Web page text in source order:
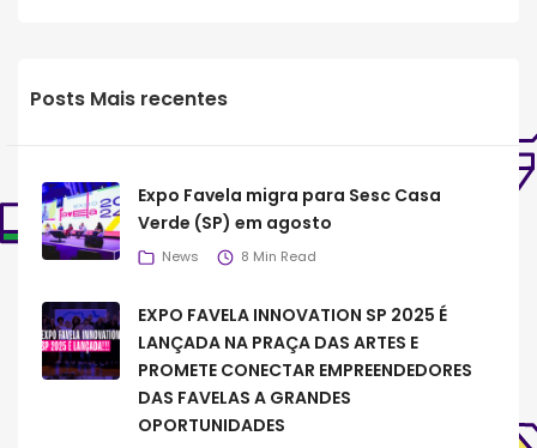
Posts Mais recentes
Expo Favela migra para Sesc Casa
Verde (SP) em agosto
News 8 Min Read
EXPO FAVELA INNOVATION SP 2025 É
LANÇADA NA PRAÇA DAS ARTES E
PROMETE CONECTAR EMPREENDEDORES
DAS FAVELAS A GRANDES
OPORTUNIDADES